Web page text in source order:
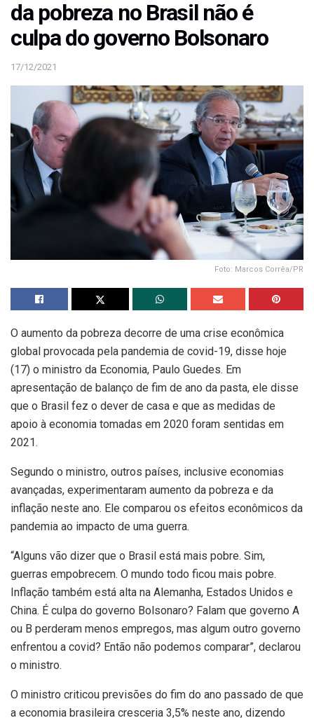
da pobreza no Brasil não é
culpa do governo Bolsonaro
17/12/2021
Foto: Marcos Corrêa/PR
O aumento da pobreza decorre de uma crise econômica
global provocada pela pandemia de covid-19, disse hoje
(17) o ministro da Economia, Paulo Guedes. Em
apresentação de balanço de fim de ano da pasta, ele disse
que o Brasil fez o dever de casa e que as medidas de
apoio à economia tomadas em 2020 foram sentidas em
2021.
Segundo o ministro, outros países, inclusive economias
avançadas, experimentaram aumento da pobreza e da
inflação neste ano. Ele comparou os efeitos econômicos da
pandemia ao impacto de uma guerra.
“Alguns vão dizer que o Brasil está mais pobre. Sim,
guerras empobrecem. O mundo todo ficou mais pobre.
Inflação também está alta na Alemanha, Estados Unidos e
China. É culpa do governo Bolsonaro? Falam que governo A
ou B perderam menos empregos, mas algum outro governo
enfrentou a covid? Então não podemos comparar”, declarou
o ministro.
O ministro criticou previsões do fim do ano passado de que
a economia brasileira cresceria 3,5% neste ano, dizendo